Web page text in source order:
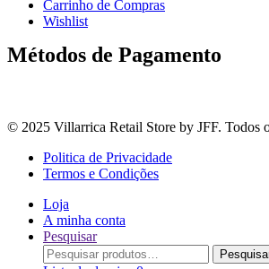
Carrinho de Compras
Wishlist
Métodos de Pagamento
© 2025 Villarrica Retail Store by JFF. Todos
Politica de Privacidade
Termos e Condições
Loja
A minha conta
Pesquisar
Procurar